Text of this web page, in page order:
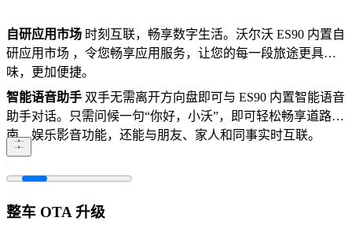
自研应用市场
研应用市场 ，令您畅享应用服务，让您的每一段旅途更具趣
味，更加便捷。
智能语音助手
助手对话。只需问候一句“你好，小沃”，即可轻松畅享道路指
南、娱乐影音功能，还能与朋友、家人和同事实时互联。
整车 OTA 升级